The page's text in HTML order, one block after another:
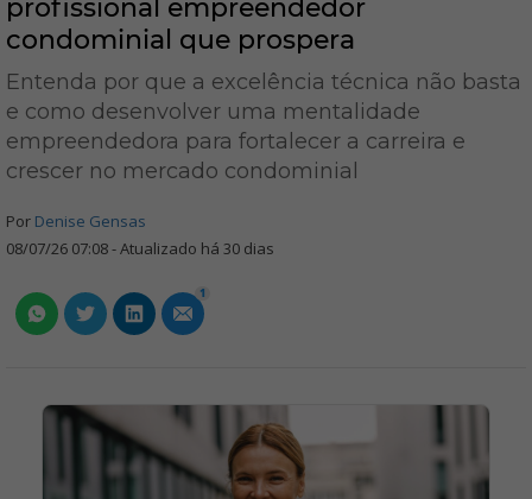
profissional empreendedor
condominial que prospera
Entenda por que a excelência técnica não basta
e como desenvolver uma mentalidade
empreendedora para fortalecer a carreira e
crescer no mercado condominial
Por Denise Gensas
08/07/26 07:08 - Atualizado há 30 dias
1